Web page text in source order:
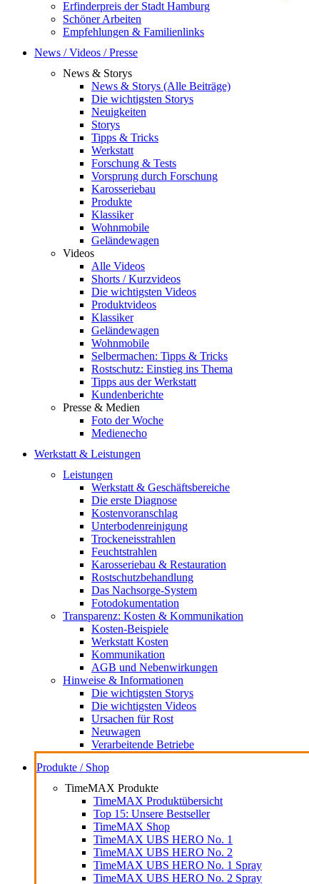
Erfinderpreis der Stadt Hamburg
Schöner Arbeiten
Empfehlungen & Familienlinks
News / Videos / Presse
News & Storys
News & Storys (Alle Beiträge)
Die wichtigsten Storys
Neuigkeiten
Storys
Tipps & Tricks
Werkstatt
Forschung & Tests
Vorsprung durch Forschung
Karosseriebau
Produkte
Klassiker
Wohnmobile
Geländewagen
Videos
Alle Videos
Shorts / Kurzvideos
Die wichtigsten Videos
Produktvideos
Klassiker
Geländewagen
Wohnmobile
Selbermachen: Tipps & Tricks
Rostschutz: Einstieg ins Thema
Tipps aus der Werkstatt
Kundenberichte
Presse & Medien
Foto der Woche
Medienecho
Werkstatt & Leistungen
Leistungen
Werkstatt & Geschäftsbereiche
Die erste Diagnose
Kostenvoranschlag
Unterbodenreinigung
Trockeneisstrahlen
Feuchtstrahlen
Karosseriebau & Restauration
Rostschutzbehandlung
Das Nachsorge-System
Fotodokumentation
Transparenz: Kosten & Kommunikation
Kosten-Beispiele
Werkstatt Kosten
Kommunikation
AGB und Nebenwirkungen
Hinweise & Informationen
Die wichtigsten Storys
Die wichtigsten Videos
Ursachen für Rost
Neuwagen
Verarbeitende Betriebe
Produkte / Shop
TimeMAX Produkte
TimeMAX Produktübersicht
Top 15: Unsere Bestseller
TimeMAX Shop
TimeMAX UBS HERO No. 1
TimeMAX UBS HERO No. 2
TimeMAX UBS HERO No. 1 Spray
TimeMAX UBS HERO No. 2 Spray